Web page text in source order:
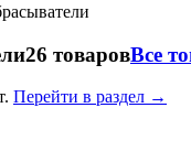
26 товаровВсе
Перейти в раздел →